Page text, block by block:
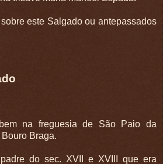
este Salgado ou antepassados
na freguesia de São Paio da
Braga.
do sec. XVII e XVIII que era